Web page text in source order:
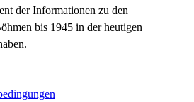
der Informationen zu den
bis 1945 in der heutigen